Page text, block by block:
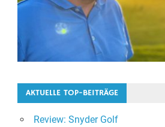
AKTUELLE TOP-BEITRÄGE
Review: Snyder Golf